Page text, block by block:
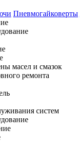
Пневмогайковерты
масел и смазок
ремонта
систем